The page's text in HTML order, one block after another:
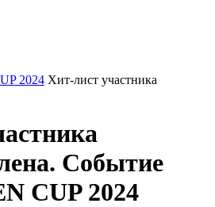
2024 Хит-лист участника
Событие
CUP 2024